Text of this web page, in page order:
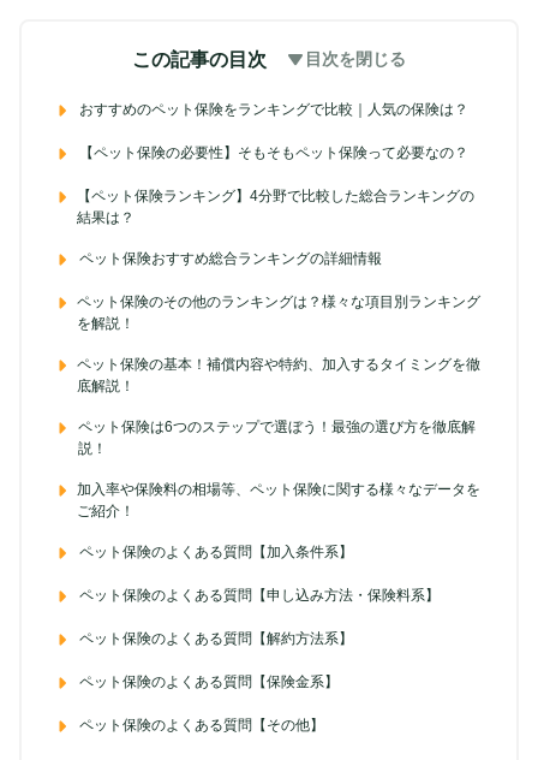
この記事の目次 目次を閉じる
おすすめのペット保険をランキングで比較｜人気の保険は？
【ペット保険の必要性】そもそもペット保険って必要なの？
【ペット保険ランキング】4分野で比較した総合ランキングの
結果は？
ペット保険おすすめ総合ランキングの詳細情報
ペット保険のその他のランキングは？様々な項目別ランキング
を解説！
ペット保険の基本！補償内容や特約、加入するタイミングを徹
底解説！
ペット保険は6つのステップで選ぼう！最強の選び方を徹底解
説！
加入率や保険料の相場等、ペット保険に関する様々なデータを
ご紹介！
ペット保険のよくある質問【加入条件系】
ペット保険のよくある質問【申し込み方法・保険料系】
ペット保険のよくある質問【解約方法系】
ペット保険のよくある質問【保険金系】
ペット保険のよくある質問【その他】